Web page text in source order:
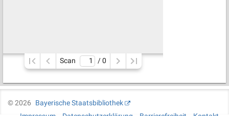
Scan / 0
©2026
Bayerische Staatsbibliothek